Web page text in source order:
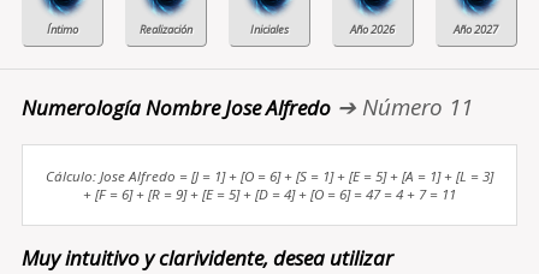
Numerología Nombre Jose Alfredo➔ Número 11
Cálculo: Jose Alfredo = [J = 1] + [O = 6] + [S = 1] + [E = 5] + [A = 1] + [L = 3]
+ [F = 6] + [R = 9] + [E = 5] + [D = 4] + [O = 6] = 47 = 4 + 7 = 11
Muy intuitivo y clarividente, desea utilizar